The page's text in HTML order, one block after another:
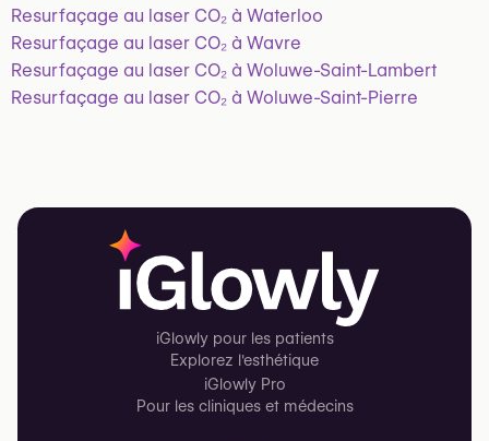
Resurfaçage au laser CO₂ à Waterloo
Resurfaçage au laser CO₂ à Wavre
Resurfaçage au laser CO₂ à Woluwe-Saint-Lambert
Resurfaçage au laser CO₂ à Woluwe-Saint-Pierre
iGlowly pour les patients
Explorez l'esthétique
iGlowly Pro
Pour les cliniques et médecins